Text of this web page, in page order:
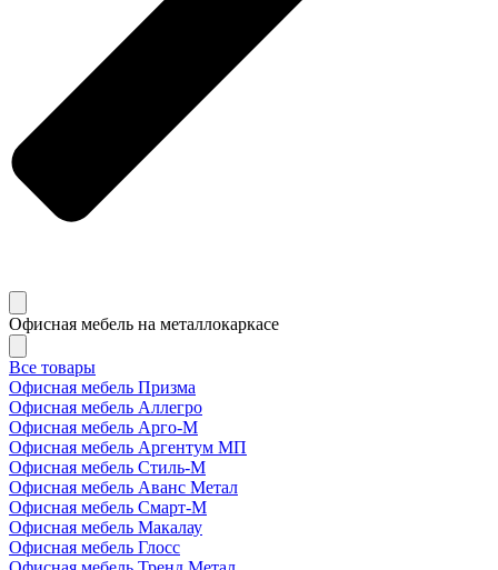
Офисная мебель на металлокаркасе
Все товары
Офисная мебель Призма
Офисная мебель Аллегро
Офисная мебель Арго-М
Офисная мебель Аргентум МП
Офисная мебель Стиль-М
Офисная мебель Аванс Метал
Офисная мебель Смарт-М
Офисная мебель Макалау
Офисная мебель Глосс